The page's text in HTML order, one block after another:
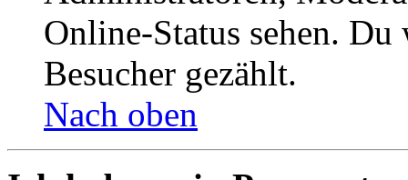
Online-Status sehen.
Besucher gezählt.
Nach oben